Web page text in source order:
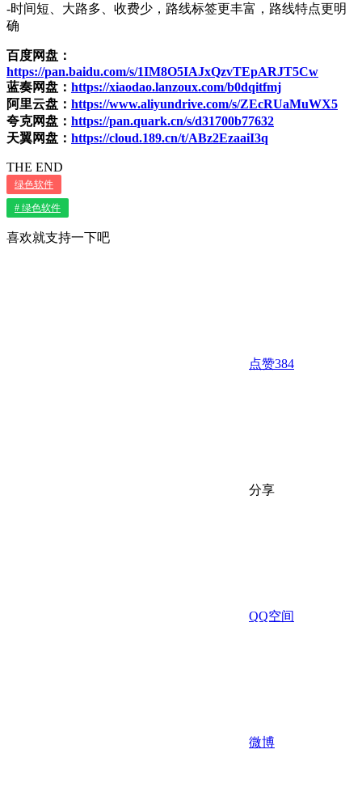
-时间短、大路多、收费少，路线标签更丰富，路线特点更明
确
百度网盘：
https://pan.baidu.com/s/1IM8O5IAJxQzvTEpARJT5Cw
蓝奏网盘： https://xiaodao.lanzoux.com/b0dqitfmj
阿里云盘： https://www.aliyundrive.com/s/ZEcRUaMuWX5
夸克网盘： https://pan.quark.cn/s/d31700b77632
天翼网盘： https://cloud.189.cn/t/ABz2EzaaiI3q
THE END
绿色软件
# 绿色软件
喜欢就支持一下吧
点赞384
分享
QQ空间
微博